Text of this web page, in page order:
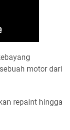
motor dari
repaint hingga